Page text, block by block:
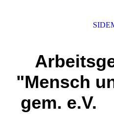
"Mensch
gem.